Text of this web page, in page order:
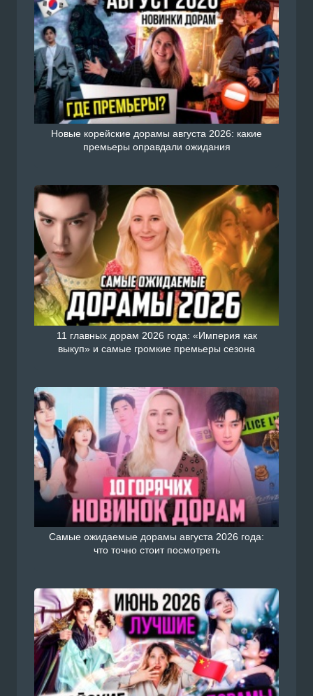
Новые корейские дорамы августа 2026: какие
премьеры оправдали ожидания
11 главных дорам 2026 года: «Империя как
выкуп» и самые громкие премьеры сезона
Самые ожидаемые дорамы августа 2026 года:
что точно стоит посмотреть